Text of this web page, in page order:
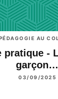
AU
pratique -
garçon…
03/09/2025